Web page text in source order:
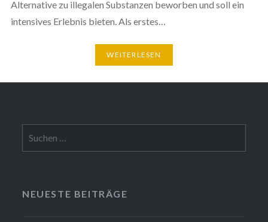
Alternative zu illegalen Substanzen beworben und soll ein
intensives Erlebnis bieten. Als erstes…
WEITERLESEN
nach:
NEUESTE BEITRÄGE